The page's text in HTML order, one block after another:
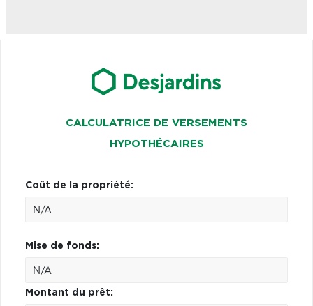
CALCULATRICE DE VERSEMENTS
HYPOTHÉCAIRES
Coût de la propriété:
Mise de fonds:
Montant du prêt: